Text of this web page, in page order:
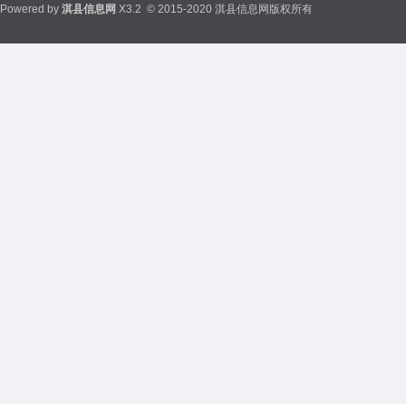
Powered by 淇县信息网 X3.2 © 2015-2020 淇县信息网版权所有